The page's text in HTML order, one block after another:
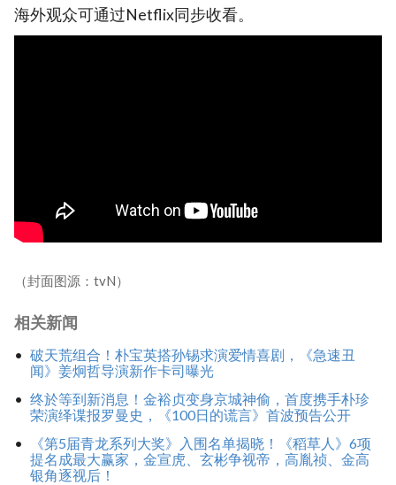
海外观众可通过Netflix同步收看。
（封面图源：tvN）
相关新闻
破天荒组合！朴宝英搭孙锡求演爱情喜剧，《急速丑
闻》姜炯哲导演新作卡司曝光
终於等到新消息！金裕贞变身京城神偷，首度携手朴珍
荣演绎谍报罗曼史，《100日的谎言》首波预告公开
《第5届青龙系列大奖》入围名单揭晓！《稻草人》6项
提名成最大赢家，金宣虎、玄彬争视帝，高胤祯、金高
银角逐视后！